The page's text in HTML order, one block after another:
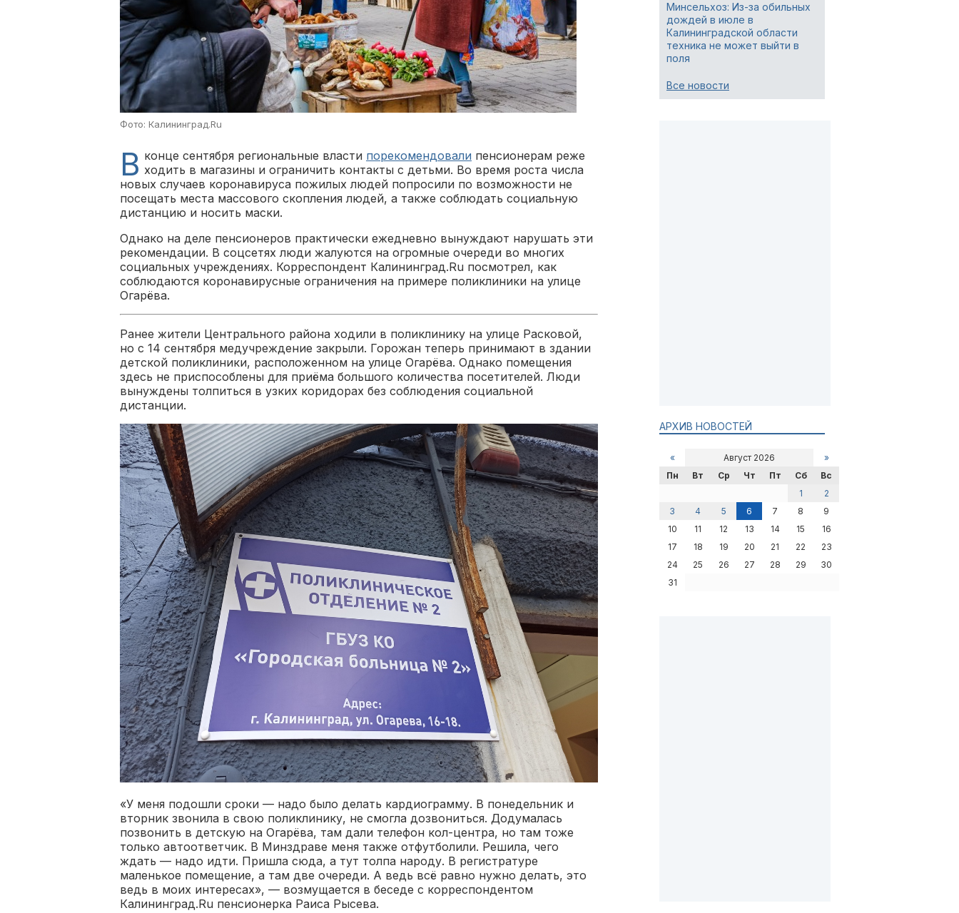
Фото: Калининград.Ru
В конце сентября региональные власти порекомендовали пенсионерам реже
ходить в магазины и ограничить контакты с детьми. Во время роста числа
новых случаев коронавируса пожилых людей попросили по возможности не
посещать места массового скопления людей, а также соблюдать социальную
дистанцию и носить маски.
Однако на деле пенсионеров практически ежедневно вынуждают нарушать эти
рекомендации. В соцсетях люди жалуются на огромные очереди во многих
социальных учреждениях. Корреспондент Калининград.Ru посмотрел, как
соблюдаются коронавирусные ограничения на примере поликлиники на улице
Огарёва.
Ранее жители Центрального района ходили в поликлинику на улице Расковой,
но с 14 сентября медучреждение закрыли. Горожан теперь принимают в здании
детской поликлиники, расположенном на улице Огарёва. Однако помещения
здесь не приспособлены для приёма большого количества посетителей. Люди
вынуждены толпиться в узких коридорах без соблюдения социальной
дистанции.
«У меня подошли сроки — надо было делать кардиограмму. В понедельник и
вторник звонила в свою поликлинику, не смогла дозвониться. Додумалась
позвонить в детскую на Огарёва, там дали телефон кол-центра, но там тоже
только автоответчик. В Минздраве меня также отфутболили. Решила, чего
ждать — надо идти. Пришла сюда, а тут толпа народу. В регистратуре
маленькое помещение, а там две очереди. А ведь всё равно нужно делать, это
ведь в моих интересах», — возмущается в беседе с корреспондентом
Калининград.Ru пенсионерка Раиса Рысева.
Минсельхоз: Из-за обильных
дождей в июле в
Калининградской области
техника не может выйти в
поля
Все новости
АРХИВ НОВОСТЕЙ
« Август 2026
»
Пн
Вт Ср Чт Пт Сб
Вс
1
2
3
4 5 6 7 8
9
10
11 12 13 14 15
16
17
18 19 20 21 22
23
24
25 26 27 28 29
30
31